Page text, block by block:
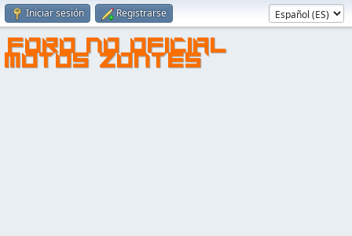
Iniciar sesión Registrarse
FORO NO OFICIAL
MOTOS ZONTES